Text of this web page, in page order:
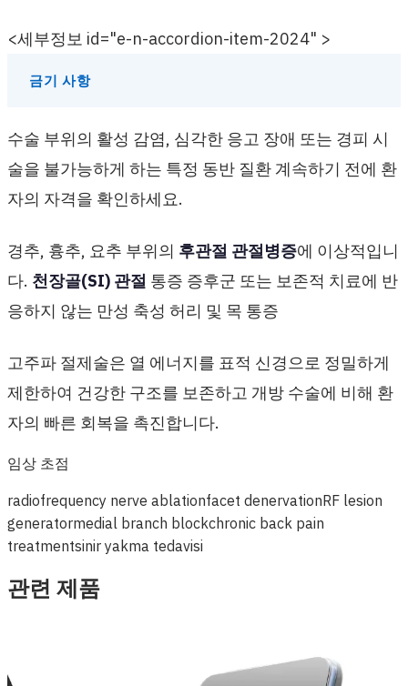
<세부정보 id="e-n-accordion-item-2024" >
금기 사항
수술 부위의 활성 감염, 심각한 응고 장애 또는 경피 시
술을 불가능하게 하는 특정 동반 질환 계속하기 전에 환
자의 자격을 확인하세요.
경추, 흉추, 요추 부위의 후관절 관절병증에 이상적입니
다. 천장골(SI) 관절 통증 증후군 또는 보존적 치료에 반
응하지 않는 만성 축성 허리 및 목 통증
고주파 절제술은 열 에너지를 표적 신경으로 정밀하게
제한하여 건강한 구조를 보존하고 개방 수술에 비해 환
자의 빠른 회복을 촉진합니다.
임상 초점
radiofrequency nerve ablationfacet denervationRF lesion
generatormedial branch blockchronic back pain
treatmentsinir yakma tedavisi
관련 제품